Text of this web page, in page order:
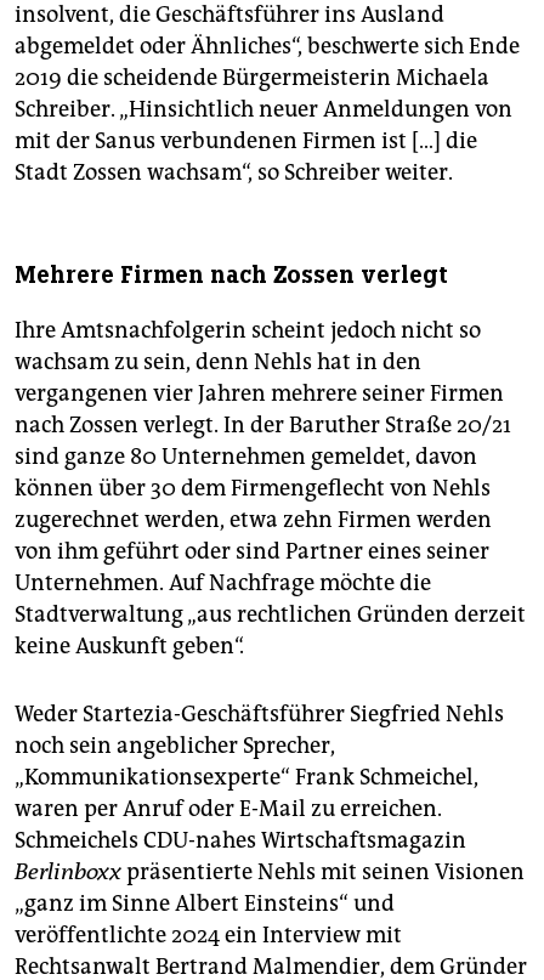
insolvent, die Geschäftsführer ins Ausland
abgemeldet oder Ähnliches“, beschwerte sich Ende
2019 die scheidende Bürgermeisterin Michaela
Schreiber. „Hinsichtlich neuer Anmeldungen von
mit der Sanus verbundenen Firmen ist […] die
Stadt Zossen wachsam“, so Schreiber weiter.
Mehrere Firmen nach Zossen verlegt
Ihre Amtsnachfolgerin scheint jedoch nicht so
wachsam zu sein, denn Nehls hat in den
vergangenen vier Jahren mehrere seiner Firmen
nach Zossen verlegt. In der Baruther Straße 20/21
sind ganze 80 Unternehmen gemeldet, davon
können über 30 dem Firmengeflecht von Nehls
zugerechnet werden, etwa zehn Firmen werden
von ihm geführt oder sind Partner eines seiner
Unternehmen. Auf Nachfrage möchte die
Stadtverwaltung „aus rechtlichen Gründen derzeit
keine Auskunft geben“.
Weder Startezia-Geschäftsführer Siegfried Nehls
noch sein angeblicher Sprecher,
„Kommunikationsexperte“ Frank Schmeichel,
waren per Anruf oder E-Mail zu erreichen.
Schmeichels CDU-nahes Wirtschaftsmagazin
Berlinboxxpräsentierte Nehls mit seinen Visionen
„ganz im Sinne Albert Einsteins“ und
veröffentlichte 2024 ein Interview mit
Rechtsanwalt Bertrand Malmendier, dem Gründer